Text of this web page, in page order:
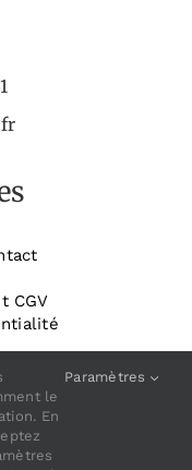
CGV
le
En
Paramètres